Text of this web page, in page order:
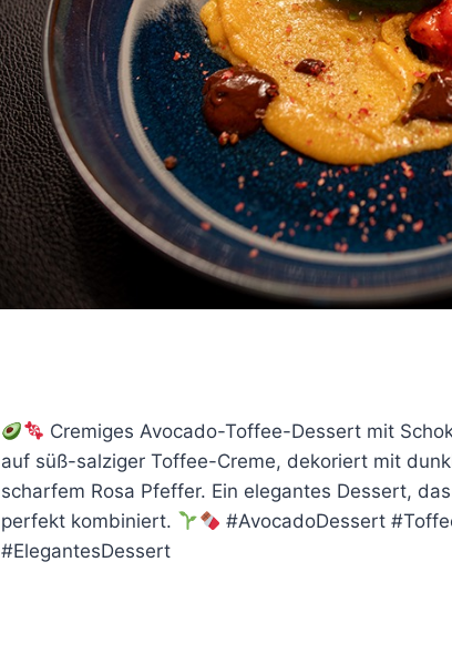
Cremiges Avocado-Toffee-Dessert mit
auf süß-salziger Toffee-Creme, dekoriert mit
scharfem Rosa Pfeffer. Ein elegantes Dessert,
perfekt kombiniert.
#AvocadoDessert
#ElegantesDessert